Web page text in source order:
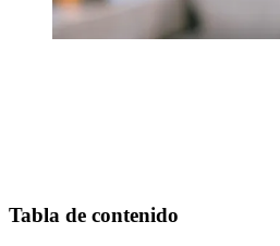
Tabla de contenido